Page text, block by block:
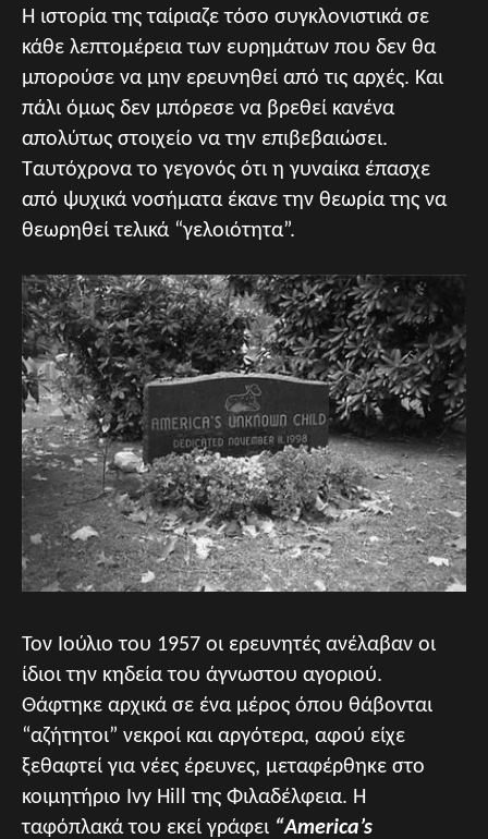
Η ιστορία της ταίριαζε τόσο συγκλονιστικά σε
κάθε λεπτομέρεια των ευρημάτων που δεν θα
μπορούσε να μην ερευνηθεί από τις αρχές. Και
πάλι όμως δεν μπόρεσε να βρεθεί κανένα
απολύτως στοιχείο να την επιβεβαιώσει.
Ταυτόχρονα το γεγονός ότι η γυναίκα έπασχε
από ψυχικά νοσήματα έκανε την θεωρία της να
θεωρηθεί τελικά “γελοιότητα”.
Τον Ιούλιο του 1957 οι ερευνητές ανέλαβαν οι
ίδιοι την κηδεία του άγνωστου αγοριού.
Θάφτηκε αρχικά σε ένα μέρος όπου θάβονται
“αζήτητοι” νεκροί και αργότερα, αφού είχε
ξεθαφτεί για νέες έρευνες, μεταφέρθηκε στο
κοιμητήριο Ivy Hill της Φιλαδέλφεια. Η
ταφόπλακά του εκεί γράφει “America’s